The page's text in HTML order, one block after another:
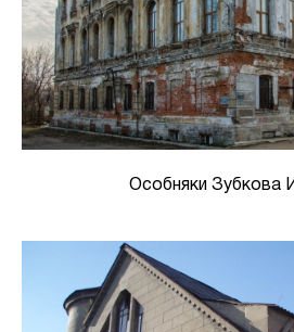
Особняки Зубкова